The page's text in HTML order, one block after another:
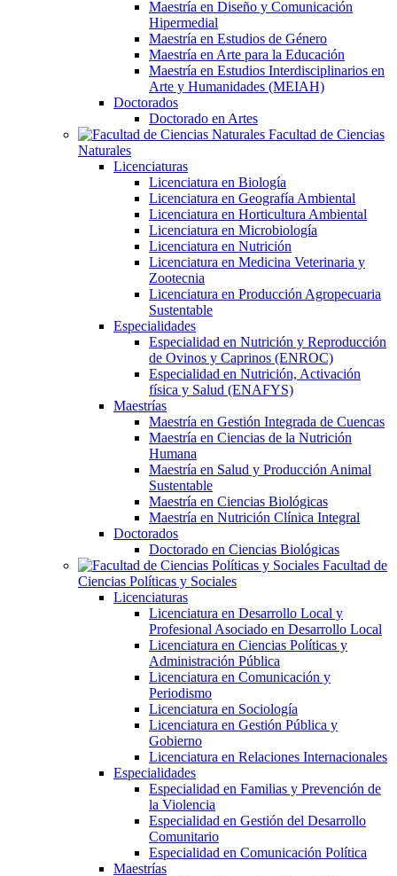
Maestría en Diseño y Comunicación
Hipermedial
Maestría en Estudios de Género
Maestría en Arte para la Educación
Maestría en Estudios Interdisciplinarios en
Arte y Humanidades (MEIAH)
Doctorados
Doctorado en Artes
Facultad de Ciencias
Naturales
Licenciaturas
Licenciatura en Biología
Licenciatura en Geografía Ambiental
Licenciatura en Horticultura Ambiental
Licenciatura en Microbiología
Licenciatura en Nutrición
Licenciatura en Medicina Veterinaria y
Zootecnia
Licenciatura en Producción Agropecuaria
Sustentable
Especialidades
Especialidad en Nutrición y Reproducción
de Ovinos y Caprinos (ENROC)
Especialidad en Nutrición, Activación
física y Salud (ENAFYS)
Maestrías
Maestría en Gestión Integrada de Cuencas
Maestría en Ciencias de la Nutrición
Humana
Maestría en Salud y Producción Animal
Sustentable
Maestría en Ciencias Biológicas
Maestría en Nutrición Clínica Integral
Doctorados
Doctorado en Ciencias Biológicas
Facultad de
Ciencias Políticas y Sociales
Licenciaturas
Licenciatura en Desarrollo Local y
Profesional Asociado en Desarrollo Local
Licenciatura en Ciencias Políticas y
Administración Pública
Licenciatura en Comunicación y
Periodismo
Licenciatura en Sociología
Licenciatura en Gestión Pública y
Gobierno
Licenciatura en Relaciones Internacionales
Especialidades
Especialidad en Familias y Prevención de
la Violencia
Especialidad en Gestión del Desarrollo
Comunitario
Especialidad en Comunicación Política
Maestrías